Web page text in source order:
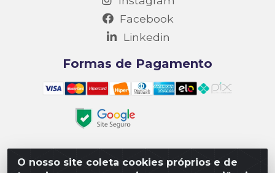
O nosso site coleta cookies próprios e de
Facebook
Linkedin
Formas de Pagamento
Matriz R3 Suprimentos - Rua 14, Polo Empresarial Goiás